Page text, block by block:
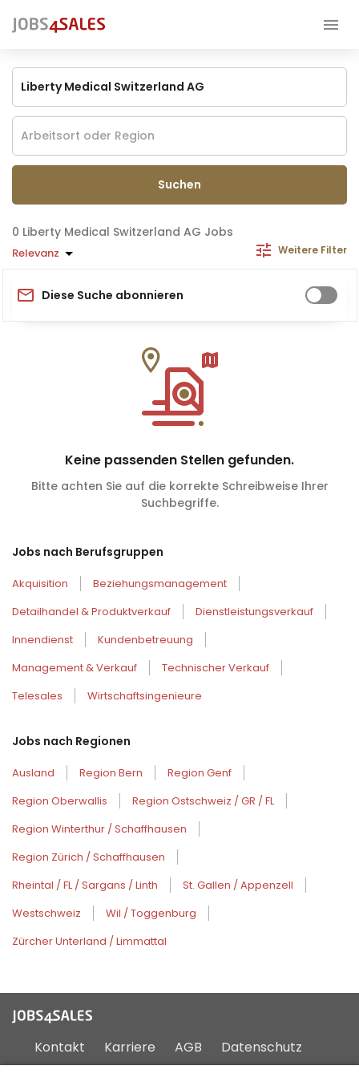
Suchen
Liberty Medical Switzerland AG Jobs
Relevanz Weitere Filter
Diese Suche abonnieren
Keine passenden Stellen gefunden.
Bitte achten Sie auf die korrekte Schreibweise Ihrer
Suchbegriffe.
Jobs nach Berufsgruppen
Akquisition
Beziehungsmanagement
Detailhandel & Produktverkauf
Dienstleistungsverkauf
Innendienst
Kundenbetreuung
Management & Verkauf
Technischer Verkauf
Telesales
Wirtschaftsingenieure
Jobs nach Regionen
Ausland Region Bern
Region Genf
Region Oberwallis
Region Ostschweiz / GR / FL
Region Winterthur / Schaffhausen
Region Zürich / Schaffhausen
Rheintal / FL / Sargans / Linth
St. Gallen / Appenzell
Westschweiz
Wil / Toggenburg
Zürcher Unterland / Limmattal
Kontakt Karriere AGB
Datenschutz